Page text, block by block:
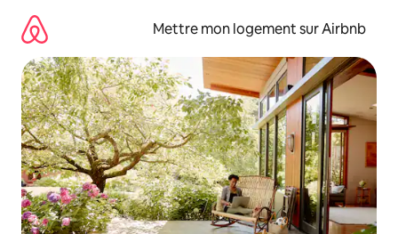
directement
contenu
Mettre mon logement sur Airbnb